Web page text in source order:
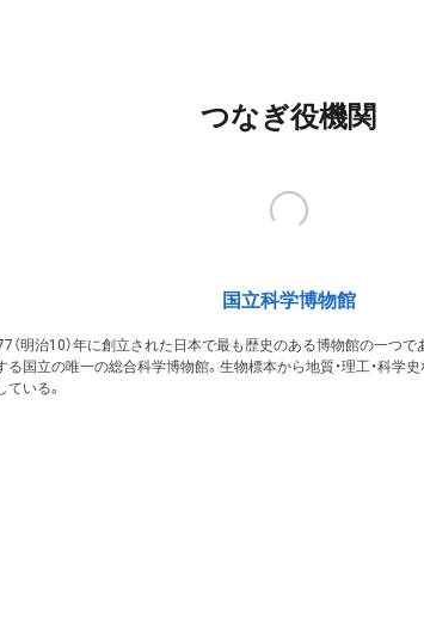
つなぎ役機関
国立科学博物館
（明治10）年に創立された日本で最も歴史のある博物館の一つで
る国立の唯一の総合科学博物館。生物標本から地質・理工・科学
ている。